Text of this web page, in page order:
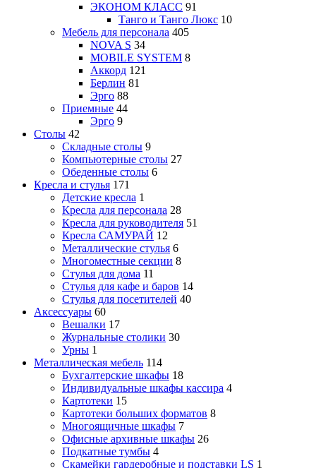
ЭКОНОМ КЛАСС 91
Танго и Танго Люкс 10
Мебель для персонала 405
NOVA S 34
MOBILE SYSTEM 8
Аккорд 121
Берлин 81
Эрго 88
Приемные 44
Эрго 9
Столы 42
Складные столы 9
Компьютерные столы 27
Обеденные столы 6
Кресла и стулья 171
Детские кресла 1
Кресла для персонала 28
Кресла для руководителя 51
Кресла САМУРАЙ 12
Металлические стулья 6
Многоместные секции 8
Стулья для дома 11
Стулья для кафе и баров 14
Стулья для посетителей 40
Аксессуары 60
Вешалки 17
Журнальные столики 30
Урны 1
Металлическая мебель 114
Бухгалтерские шкафы 18
Индивидуальные шкафы кассира 4
Картотеки 15
Картотеки больших форматов 8
Многоящичные шкафы 7
Офисные архивные шкафы 26
Подкатные тумбы 4
Скамейки гардеробные и подставки LS 1